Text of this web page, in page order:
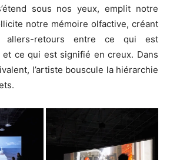
sous nos yeux, emplit notre
notre mémoire olfactive, créant
allers-retours entre ce qui est
ce qui est signifié en creux. Dans
l’artiste bouscule la hiérarchie